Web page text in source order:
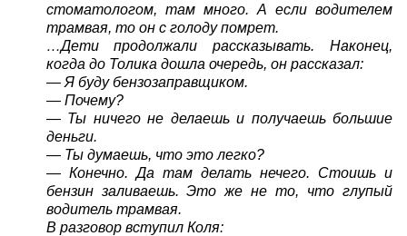
стоматологом, там много. А если водителем
трамвая, то он с голоду помрет.
…Дети продолжали рассказывать. Наконец,
когда до Толика дошла очередь, он рассказал:
— Я буду бензозаправщиком.
— Почему?
— Ты ничего не делаешь и получаешь большие
деньги.
— Ты думаешь, что это легко?
— Конечно. Да там делать нечего. Стоишь и
бензин заливаешь. Это же не то, что глупый
водитель трамвая.
В разговор вступил Коля: